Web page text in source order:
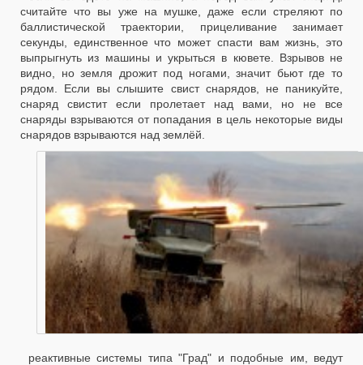
считайте что вы уже на мушке, даже если стреляют по
баллистической траектории, прицеливание занимает
секунды, единственное что может спасти вам жизнь, это
выпрыгнуть из машины и укрыться в кювете. Взрывов не
видно, но земля дрожит под ногами, значит бьют где то
рядом. Если вы слышите свист снарядов, не паникуйте,
снаряд свистит если пролетает над вами, но не все
снаряды взрываются от попадания в цель некоторые виды
снарядов взрываются над землёй.
реактивные системы типа "Град" и подобные им, ведут